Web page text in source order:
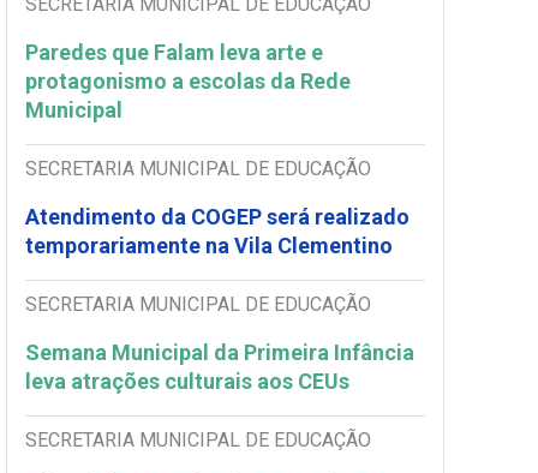
Paredes que Falam leva arte e
protagonismo a escolas da Rede
Municipal
SECRETARIA MUNICIPAL DE EDUCAÇÃO
Atendimento da COGEP será realizado
temporariamente na Vila Clementino
SECRETARIA MUNICIPAL DE EDUCAÇÃO
Semana Municipal da Primeira Infância
leva atrações culturais aos CEUs
SECRETARIA MUNICIPAL DE EDUCAÇÃO